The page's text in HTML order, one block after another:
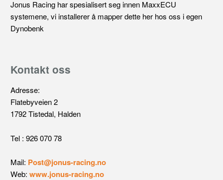
Jonus Racing har spesialisert seg innen MaxxECU
systemene, vi installerer å mapper dette her hos oss i egen
Dynobenk
Kontakt oss
Adresse:
Flatebyveien 2
1792 Tistedal, Halden
Tel : 926 070 78
Mail: Post@jonus-racing.no
Web: www.jonus-racing.no